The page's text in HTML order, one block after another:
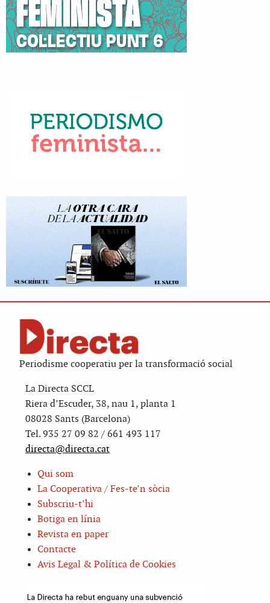
Periodisme cooperatiu per la transformació social
La Directa SCCL
Riera d’Escuder, 38, nau 1, planta 1
08028 Sants (Barcelona)
Tel. 935 27 09 82 / 661 493 117
directa@directa.cat
Qui som
La Cooperativa / Fes-te’n sòcia
Subscriu-t’hi
Botiga en línia
Revista en paper
Contacte
Avis Legal & Política de Cookies